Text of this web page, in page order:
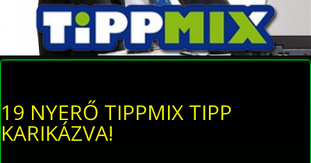
19 NYERŐ TIPPMIX TIPP
KARIKÁZVA!